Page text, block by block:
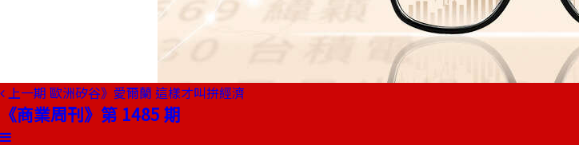
上一期 歐洲矽谷》愛爾蘭 這樣才叫拚經濟
《商業周刊》第 1485 期